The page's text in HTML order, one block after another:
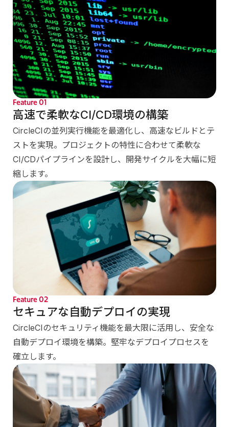
Feature01
高速で柔軟なCI/CD環境の構築
CircleCIの並列実行機能を最適化し、高速なビルドとテ
ストを実現。プロジェクトの特性に合わせて柔軟な
CI/CDパイプラインを設計し、開発サイクルを大幅に短
縮します。
Feature02
セキュアな自動デプロイの実現
CircleCIのセキュリティ機能を最大限に活用し、安全な
自動デプロイ環境を構築。堅牢なデプロイプロセスを
確立します。